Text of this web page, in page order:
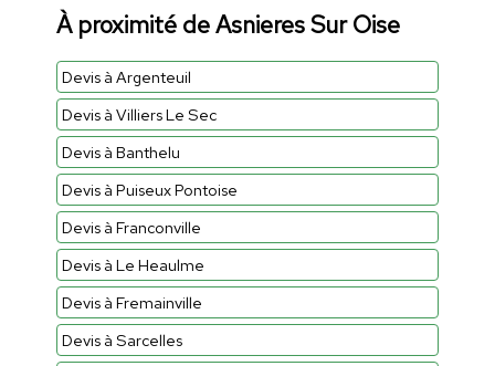
À proximité de Asnieres Sur Oise
Devis à Argenteuil
Devis à Villiers Le Sec
Devis à Banthelu
Devis à Puiseux Pontoise
Devis à Franconville
Devis à Le Heaulme
Devis à Fremainville
Devis à Sarcelles